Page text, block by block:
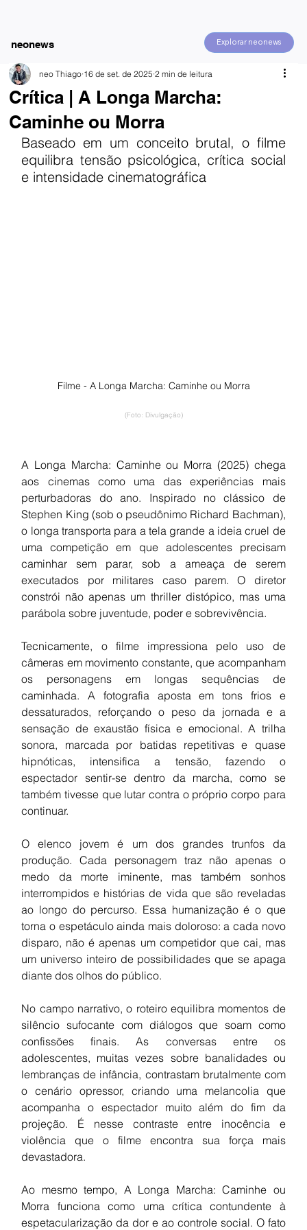
Explorar neonews
neonews
Crítica | A Longa Marcha:
Caminhe ou Morra
neo Thiago 16 de set. de 2025 2 min de leitura
Baseado em um conceito brutal, o filme
equilibra tensão psicológica, crítica social
e intensidade cinematográfica
Filme - A Longa Marcha: Caminhe ou Morra
(Foto: Divulgação)
A Longa Marcha: Caminhe ou Morra (2025) chega
aos cinemas como uma das experiências mais
perturbadoras do ano. Inspirado no clássico de
Stephen King (sob o pseudônimo Richard Bachman),
o longa transporta para a tela grande a ideia cruel de
uma competição em que adolescentes precisam
caminhar sem parar, sob a ameaça de serem
executados por militares caso parem. O diretor
constrói não apenas um thriller distópico, mas uma
parábola sobre juventude, poder e sobrevivência.
Tecnicamente, o filme impressiona pelo uso de
câmeras em movimento constante, que acompanham
os personagens em longas sequências de
caminhada. A fotografia aposta em tons frios e
dessaturados, reforçando o peso da jornada e a
sensação de exaustão física e emocional. A trilha
sonora, marcada por batidas repetitivas e quase
hipnóticas, intensifica a tensão, fazendo o
espectador sentir-se dentro da marcha, como se
também tivesse que lutar contra o próprio corpo para
continuar.
O elenco jovem é um dos grandes trunfos da
produção. Cada personagem traz não apenas o
medo da morte iminente, mas também sonhos
interrompidos e histórias de vida que são reveladas
ao longo do percurso. Essa humanização é o que
torna o espetáculo ainda mais doloroso: a cada novo
disparo, não é apenas um competidor que cai, mas
um universo inteiro de possibilidades que se apaga
diante dos olhos do público.
No campo narrativo, o roteiro equilibra momentos de
silêncio sufocante com diálogos que soam como
confissões finais. As conversas entre os
adolescentes, muitas vezes sobre banalidades ou
lembranças de infância, contrastam brutalmente com
o cenário opressor, criando uma melancolia que
acompanha o espectador muito além do fim da
projeção. É nesse contraste entre inocência e
violência que o filme encontra sua força mais
devastadora.
Ao mesmo tempo, A Longa Marcha: Caminhe ou
Morra funciona como uma crítica contundente à
espetacularização da dor e ao controle social. O fato